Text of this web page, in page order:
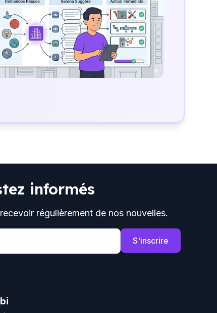
informés
régulièrement de nos nouvelles.
S'inscrire